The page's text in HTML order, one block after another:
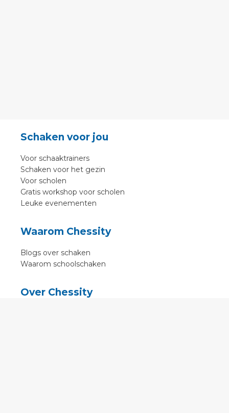
Schaken voor jou
Voor schaaktrainers
Schaken voor het gezin
Voor scholen
Gratis workshop voor scholen
Leuke evenementen
Waarom Chessity
Blogs over schaken
Waarom schoolschaken
Over Chessity